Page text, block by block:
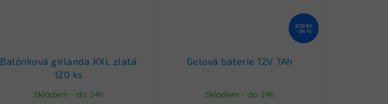
Balónková girlanda XXL zlatá
120 ks
Skladem - do 24h
839 Kč
–34 %
Gelová baterie 12V 7Ah
Skladem - do 24h